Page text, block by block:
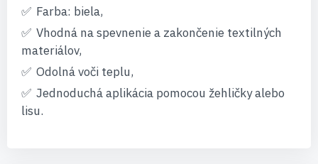
Farba: biela,
Vhodná na spevnenie a zakončenie textilných
materiálov,
Odolná voči teplu,
Jednoduchá aplikácia pomocou žehličky alebo
lisu.